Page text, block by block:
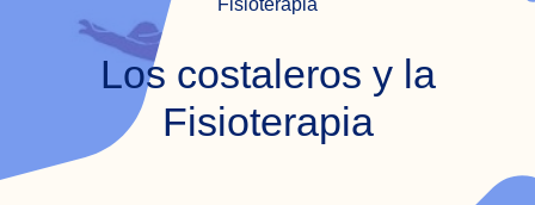
Los costaleros y la
Fisioterapia